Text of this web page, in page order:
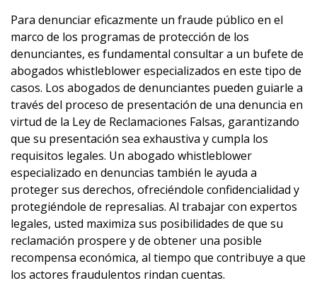
Para denunciar eficazmente un fraude público en el
marco de los programas de protección de los
denunciantes, es fundamental consultar a un bufete de
abogados whistleblower especializados en este tipo de
casos. Los abogados de denunciantes pueden guiarle a
través del proceso de presentación de una denuncia en
virtud de la Ley de Reclamaciones Falsas, garantizando
que su presentación sea exhaustiva y cumpla los
requisitos legales. Un abogado whistleblower
especializado en denuncias también le ayuda a
proteger sus derechos, ofreciéndole confidencialidad y
protegiéndole de represalias. Al trabajar con expertos
legales, usted maximiza sus posibilidades de que su
reclamación prospere y de obtener una posible
recompensa económica, al tiempo que contribuye a que
los actores fraudulentos rindan cuentas.